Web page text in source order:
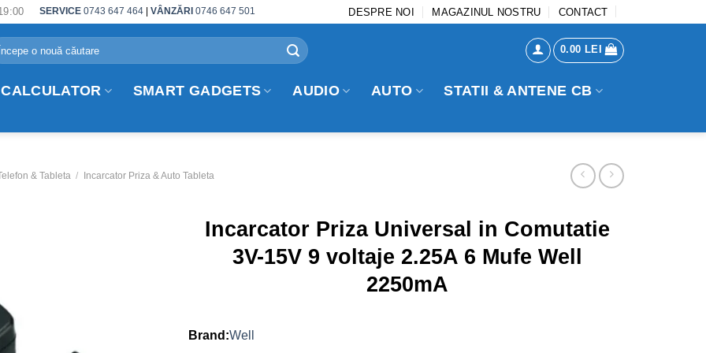
SERVICE 0743 647 464 |VÂNZĂRI 0746 647 501 DESPRE NOI MAGAZINUL NOSTRU CONTACT
0.00 LEI
SMART GADGETS AUDIO AUTO
STATII & ANTENE CB
& Tableta / Incarcator Priza & Auto Tableta
Incarcator Priza Universal in Comutatie
3V-15V 9 voltaje 2.25A 6 Mufe Well
2250mA
Well